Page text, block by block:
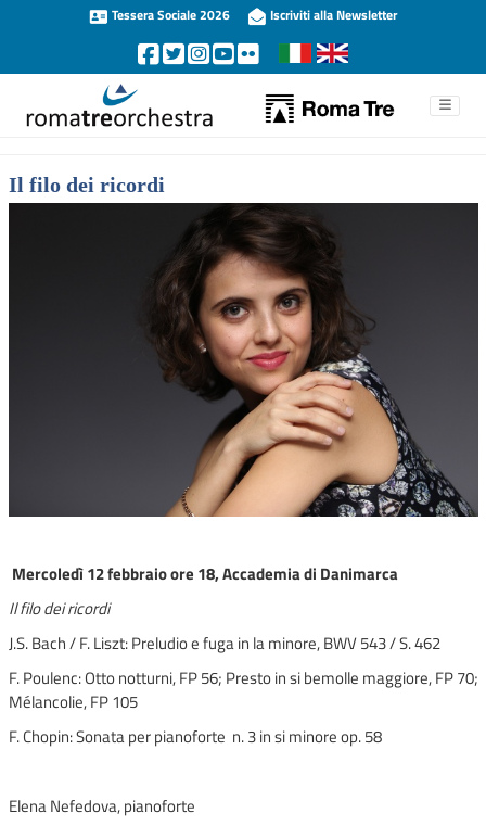
Tessera Sociale 2026 Iscriviti alla Newsletter
Il filo dei ricordi
Mercoledì 12 febbraio ore 18, Accademia di Danimarca
Il filo dei ricordi
J.S. Bach / F. Liszt: Preludio e fuga in la minore, BWV 543 / S. 462
F. Poulenc: Otto notturni, FP 56; Presto in si bemolle maggiore, FP 70;
Mélancolie, FP 105
F. Chopin: Sonata per pianoforte n. 3 in si minore op. 58
Elena Nefedova, pianoforte